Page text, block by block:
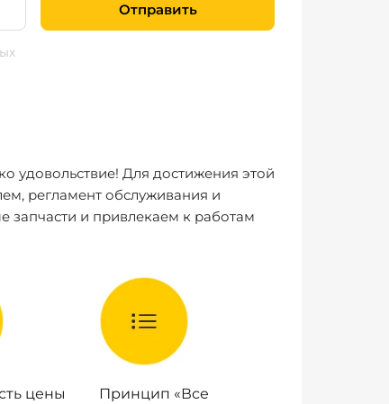
Отправить
удовольствие! Для достижения этой
регламент обслуживания и
запчасти и привлекаем к работам
цены
Принцип «Все